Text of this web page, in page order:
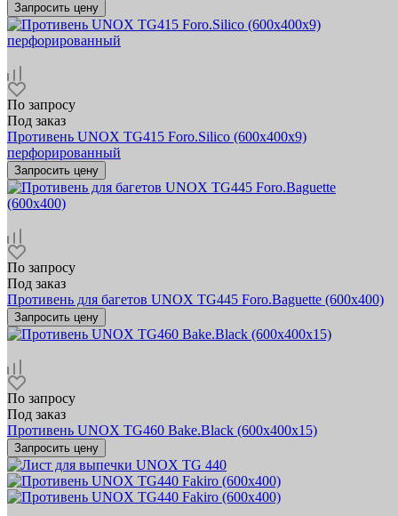
Запросить цену
По запросу
Под заказ
Противень UNOX TG415 Foro.Silico (600х400x9)
перфорированный
Запросить цену
По запросу
Под заказ
Противень для багетов UNOX TG445 Foro.Baguette (600x400)
Запросить цену
По запросу
Под заказ
Противень UNOX TG460 Bake.Black (600х400x15)
Запросить цену